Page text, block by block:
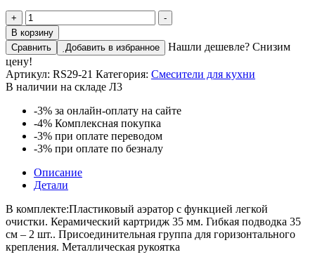
+
Количество
товара
RS29 Смеситель для кухни, пов.излив 238мм, р/
ОД, хром, ROS, RS29-
21
-
В корзину
Сравнить
Добавить в избранное
Нашли дешевле? Снизим
цену!
Артикул: RS29-21 Категория: Смесители для кухни
В наличии на складе Л3
-3% за онлайн-оплату на сайте
-4% Комплексная покупка
-3% при оплате переводом
-3% при оплате по безналу
Описание
Детали
В комплекте:Пластиковый аэратор с функцией легкой
очистки. Керамический картридж 35 мм. Гибкая подводка 35
см – 2 шт.. Присоединительная группа для горизонтального
крепления. Металлическая рукоятка